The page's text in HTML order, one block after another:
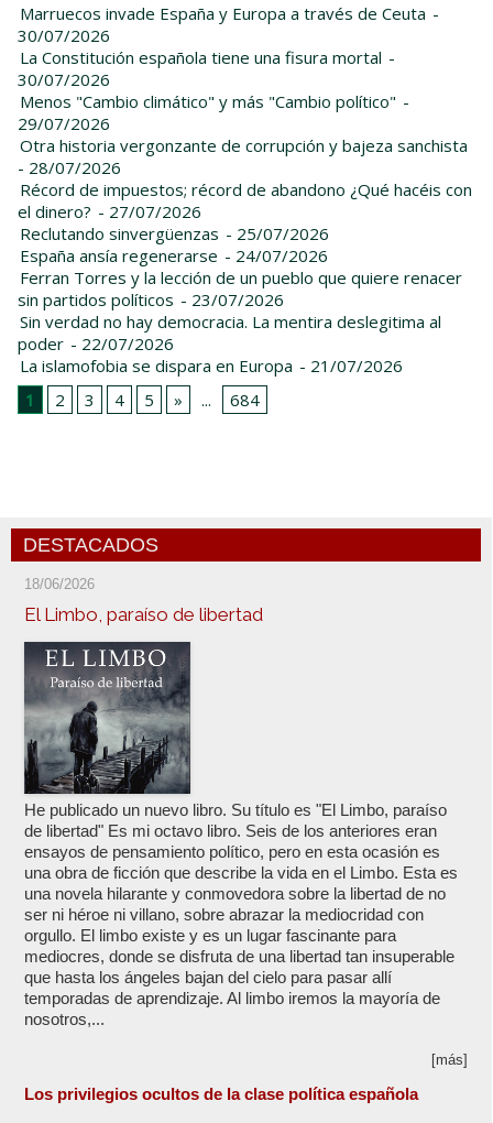
Marruecos invade España y Europa a través de Ceuta -
30/07/2026
La Constitución española tiene una fisura mortal -
30/07/2026
Menos "Cambio climático" y más "Cambio político" -
29/07/2026
Otra historia vergonzante de corrupción y bajeza sanchista
- 28/07/2026
Récord de impuestos; récord de abandono ¿Qué hacéis con
el dinero? - 27/07/2026
Reclutando sinvergüenzas - 25/07/2026
España ansía regenerarse - 24/07/2026
Ferran Torres y la lección de un pueblo que quiere renacer
sin partidos políticos - 23/07/2026
Sin verdad no hay democracia. La mentira deslegitima al
poder - 22/07/2026
La islamofobia se dispara en Europa - 21/07/2026
1
2 3 4 5 » ... 684
DESTACADOS
18/06/2026
El Limbo, paraíso de libertad
He publicado un nuevo libro. Su título es "El Limbo, paraíso
de libertad" Es mi octavo libro. Seis de los anteriores eran
ensayos de pensamiento político, pero en esta ocasión es
una obra de ficción que describe la vida en el Limbo. Esta es
una novela hilarante y conmovedora sobre la libertad de no
ser ni héroe ni villano, sobre abrazar la mediocridad con
orgullo. El limbo existe y es un lugar fascinante para
mediocres, donde se disfruta de una libertad tan insuperable
que hasta los ángeles bajan del cielo para pasar allí
temporadas de aprendizaje. Al limbo iremos la mayoría de
nosotros,...
[más]
Los privilegios ocultos de la clase política española